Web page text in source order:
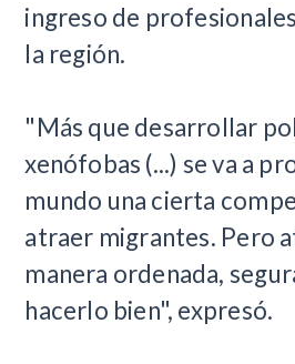
ingreso de
la región.
"Más que desarrollar
xenófobas (...) se va a
mundo una cierta
atraer migrantes. Pero
manera ordenada,
hacerlo bien", expresó.